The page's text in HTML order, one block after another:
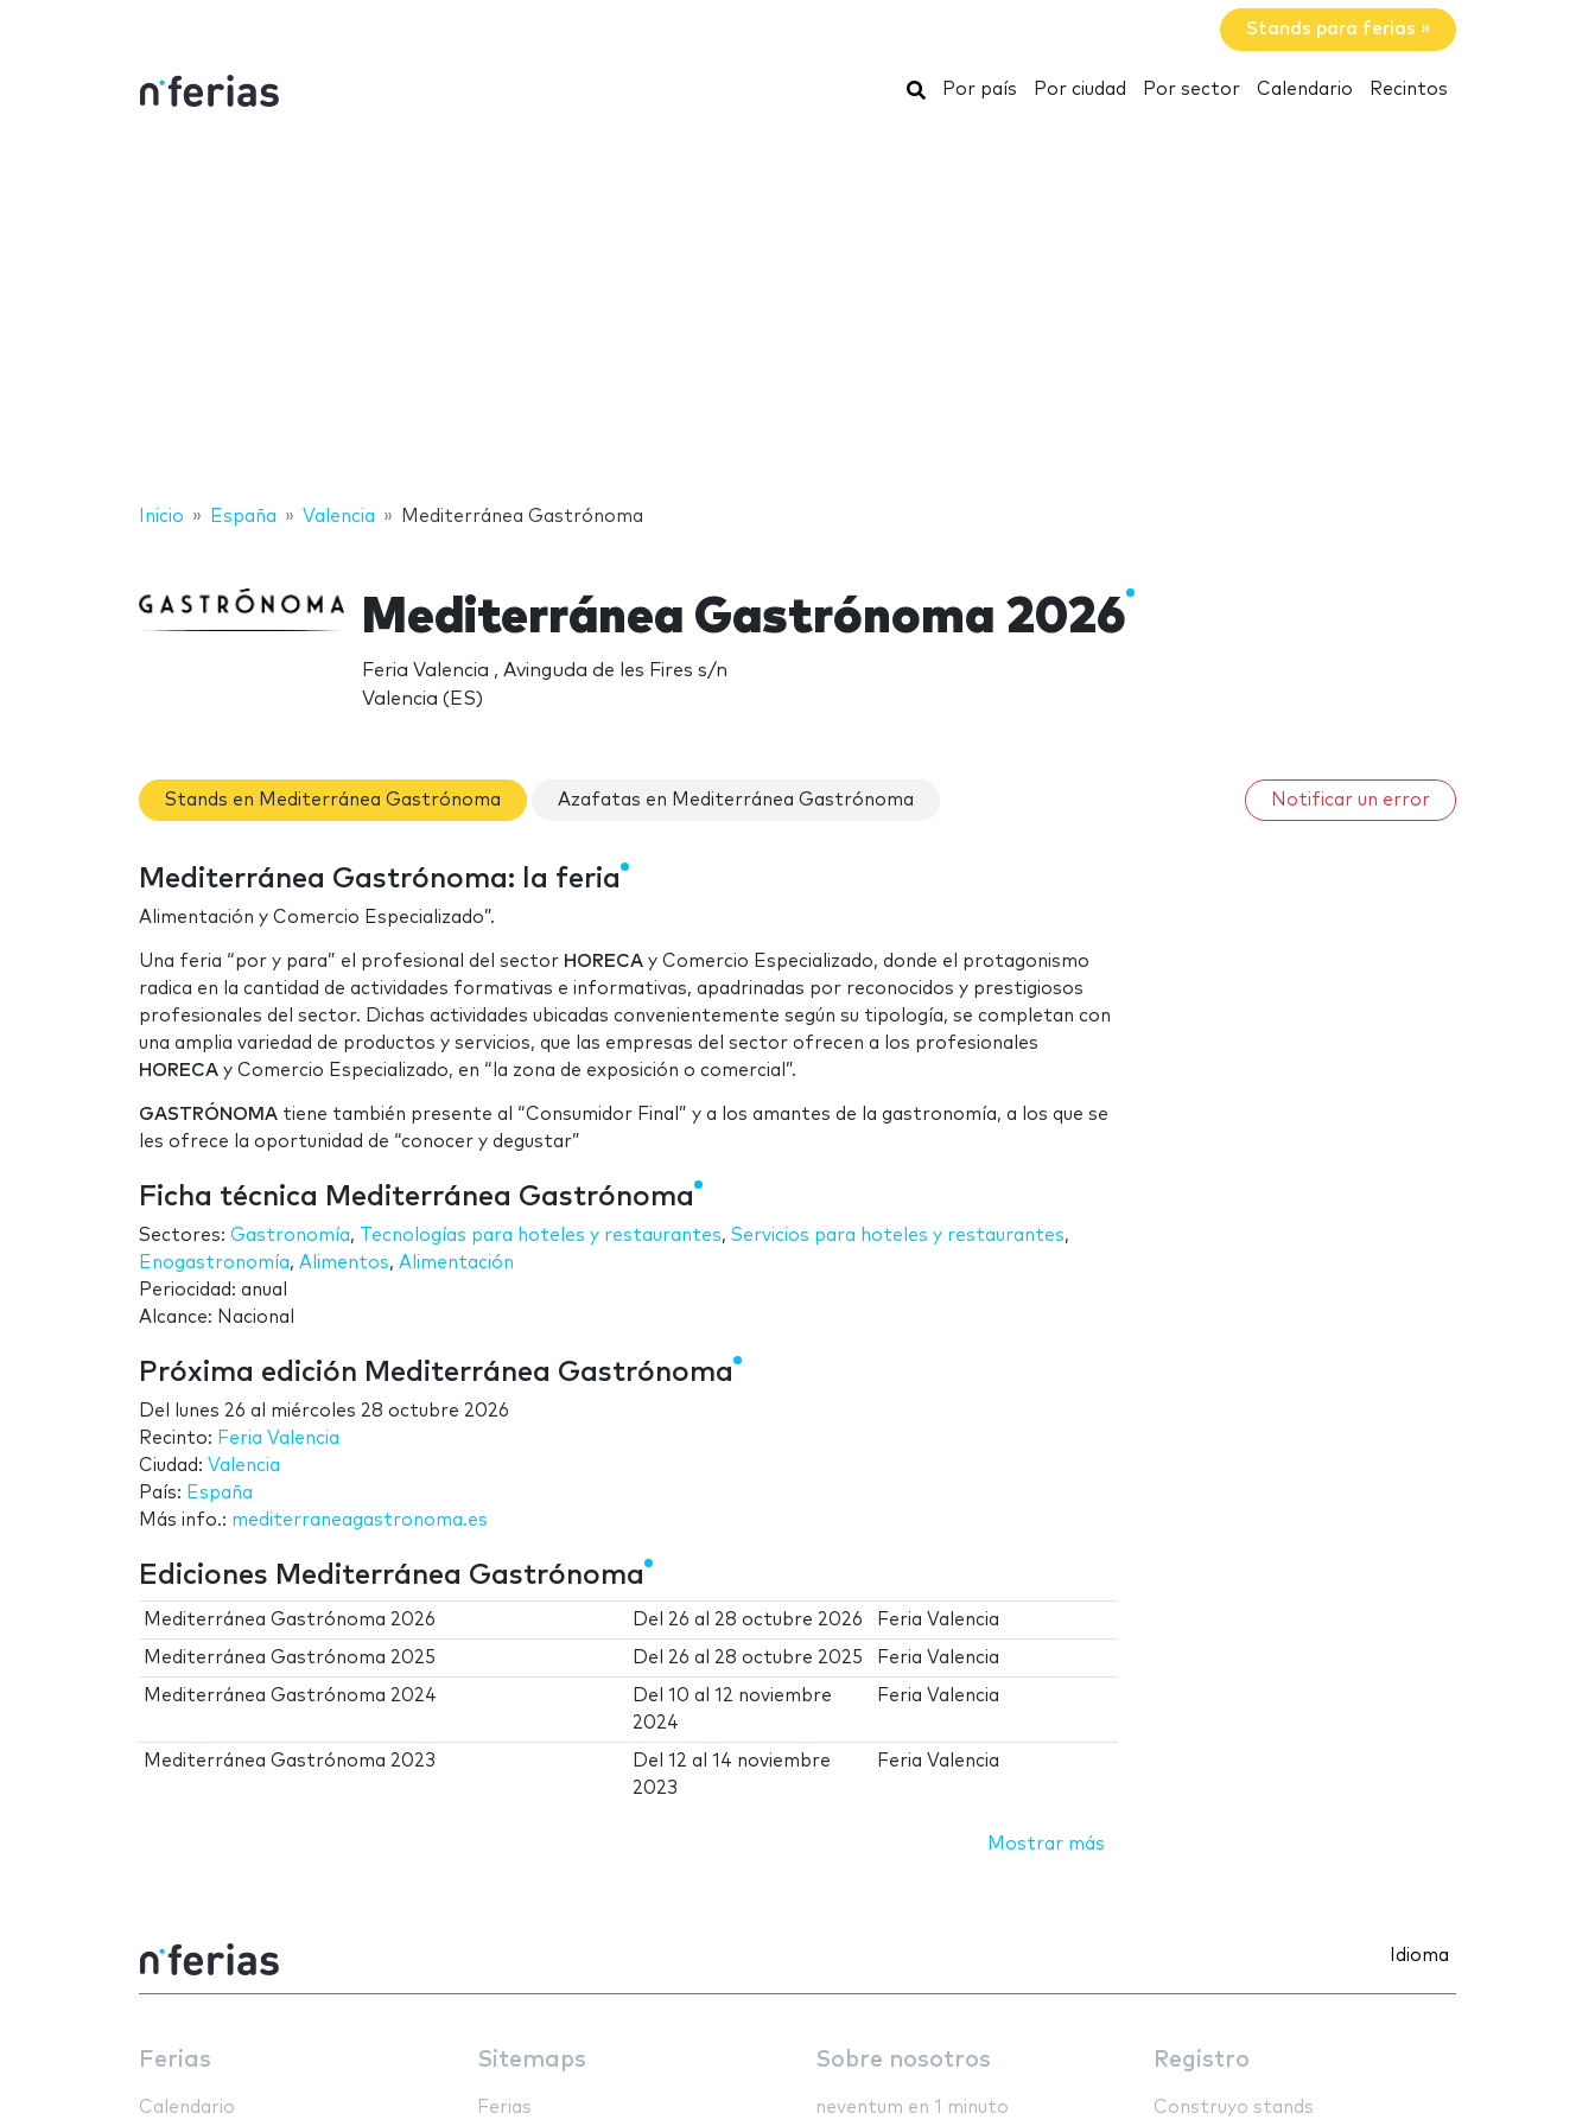
Stands para ferias »
Buscar
Por país Por ciudad Por sector Calendario Recintos
Inicio España Valencia Mediterránea Gastrónoma
Mediterránea Gastrónoma 2026
Feria Valencia , Avinguda de les Fires s/n
Valencia (ES)
Stands en Mediterránea Gastrónoma Azafatas en Mediterránea Gastrónoma Notificar un error
Mediterránea Gastrónoma: la feria
Alimentación y Comercio Especializado”.
Una feria “por y para” el profesional del sector HORECA y Comercio Especializado, donde el protagonismo
radica en la cantidad de actividades formativas e informativas, apadrinadas por reconocidos y prestigiosos
profesionales del sector. Dichas actividades ubicadas convenientemente según su tipología, se completan con
una amplia variedad de productos y servicios, que las empresas del sector ofrecen a los profesionales
HORECA y Comercio Especializado, en “la zona de exposición o comercial”.
GASTRÓNOMA tiene también presente al “Consumidor Final” y a los amantes de la gastronomía, a los que se
les ofrece la oportunidad de “conocer y degustar”
Ficha técnica Mediterránea Gastrónoma
Sectores: Gastronomía, Tecnologías para hoteles y restaurantes, Servicios para hoteles y restaurantes,
Enogastronomía, Alimentos, Alimentación
Periocidad: anual
Alcance: Nacional
Próxima edición Mediterránea Gastrónoma
Del lunes 26 al miércoles 28 octubre 2026
Recinto: Feria Valencia
Ciudad: Valencia
País: España
Más info.: mediterraneagastronoma.es
Ediciones Mediterránea Gastrónoma
Mediterránea Gastrónoma 2026 Del 26 al 28 octubre 2026 Feria Valencia
Mediterránea Gastrónoma 2025 Del 26 al 28 octubre 2025 Feria Valencia
Mediterránea Gastrónoma 2024 Del10 al12 noviembre
2024
Feria Valencia
Mediterránea Gastrónoma 2023 Del12 al14 noviembre
2023
Feria Valencia
Mostrar más
Idioma
Ferias
Calendario
Sitemaps
Ferias
Sobre nosotros
neventum en 1 minuto
Registro
Construyo stands